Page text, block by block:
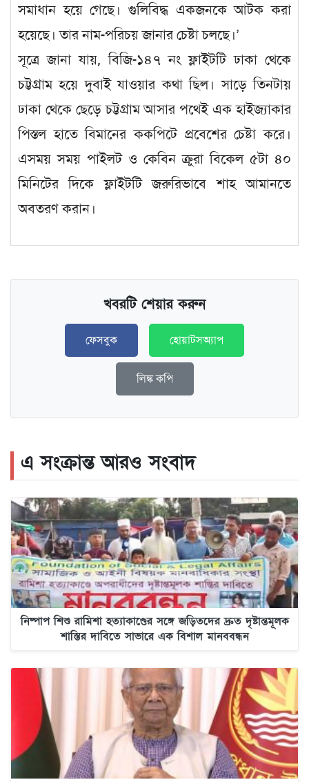
সমাধান হয়ে গেছে। গুলিবিদ্ধ একজনকে আটক করা
হয়েছে। তার নাম-পরিচয় জানার চেষ্টা চলছে।’
সূত্রে জানা যায়, বিজি-১৪৭ নং ফ্লাইটটি ঢাকা থেকে
চট্টগ্রাম হয়ে দুবাই যাওয়ার কথা ছিল। সাড়ে তিনটায়
ঢাকা থেকে ছেড়ে চট্টগ্রাম আসার পথেই এক হাইজ্যাকার
পিস্তল হাতে বিমানের ককপিটে প্রবেশের চেষ্টা করে।
এসময় সময় পাইলট ও কেবিন ক্রুরা বিকেল ৫টা ৪০
মিনিটের দিকে ফ্লাইটটি জরুরিভাবে শাহ আমানতে
অবতরণ করান।
খবরটি শেয়ার করুন
ফেসবুক হোয়াটসঅ্যাপ
লিঙ্ক কপি
এ সংক্রান্ত আরও সংবাদ
নিষ্পাপ শিশু রামিশা হত্যাকাণ্ডের সঙ্গে জড়িতদের দ্রুত দৃষ্টান্তমূলক
শাস্তির দাবিতে সাভারে এক বিশাল মানববন্ধন